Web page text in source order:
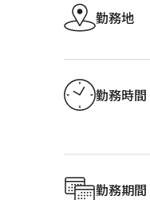
勤務地
勤務時間
勤務期間